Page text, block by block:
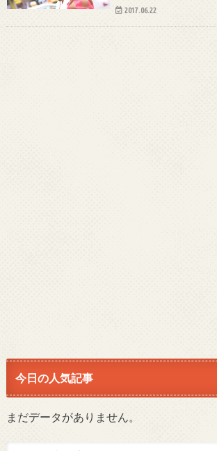
2017.06.22
今日の人気記事
まだデータがありません。